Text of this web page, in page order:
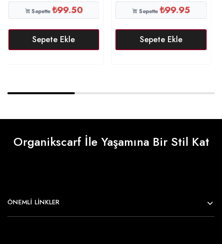
Sepette₺99.50
Sepete Ekle
Sepette₺99.95
Sepete Ekle
Organikscarf İle Yaşamına Bir Stil Kat
ÖNEMLI LINKLER